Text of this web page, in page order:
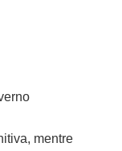
mentre